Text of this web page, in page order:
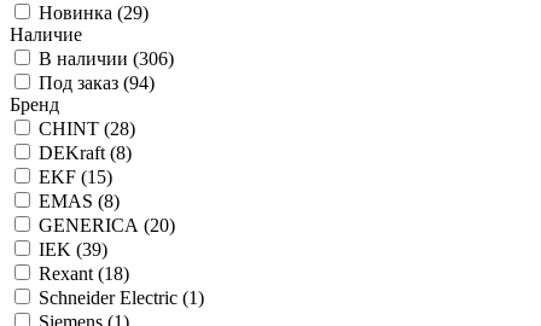
Новинка (29)
Наличие
В наличии (306)
Под заказ (94)
Бренд
CHINT (28)
DEKraft (8)
EKF (15)
EMAS (8)
GENERICA (20)
IEK (39)
Rexant (18)
Schneider Electric (1)
Siemens (1)